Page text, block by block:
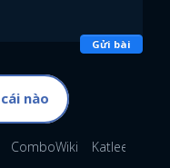
Gửi bài
nào
ComboWiki Katleen